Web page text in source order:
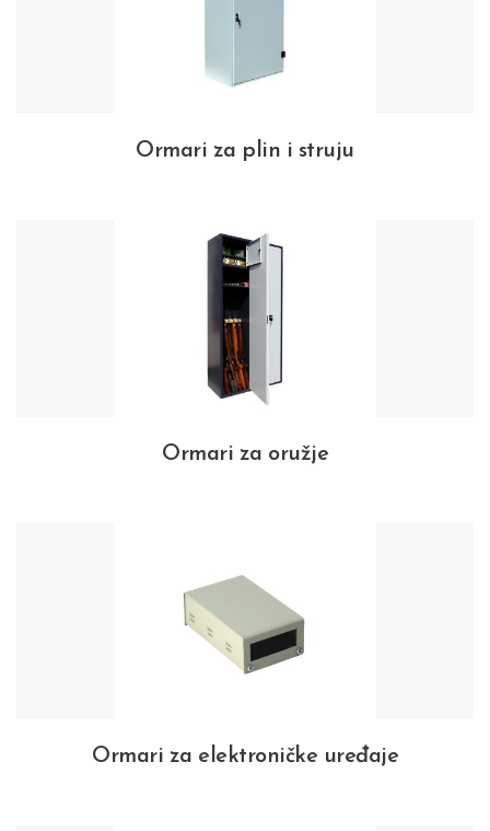
Ormari za plin i struju
Ormari za oružje
Ormari za elektroničke uređaje